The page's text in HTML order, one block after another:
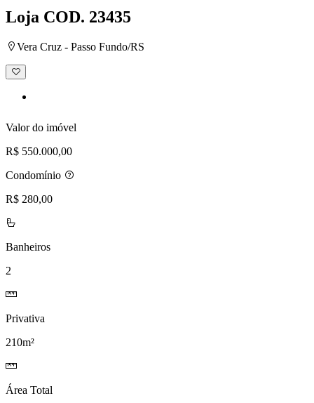
Loja COD. 23435
Vera Cruz - Passo Fundo/RS
Adicionar
à
Valor do imóvel
R$ 550.000,00
Condomínio
R$ 280,00
Banheiros
2
Privativa
210m²
Área Total